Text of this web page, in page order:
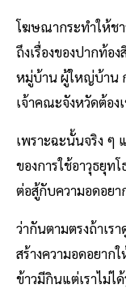
โฆษณากระทำให้ช
ถึงเรื่องของปากท้อ
หมู่บ้าน ผู้ใหญ่บ้าน
เจ้าคณะจังหวัดต้อ
เพราะฉะนั้นจริง ๆ
ของการใช้อาวุธยุท
ต่อสู้กับความอดอยา
ว่ากันตามตรงถ้าเร
สร้างความอดอยาก
ข้าวมีกินแต่เราไม่ได้